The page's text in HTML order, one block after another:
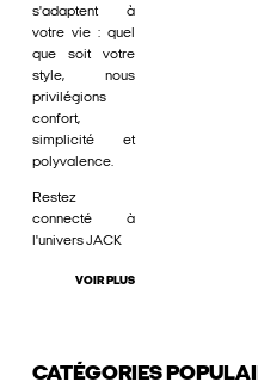
s'adaptent à
votre vie : quel
que soit votre
style, nous
privilégions
confort,
simplicité et
polyvalence.
Restez
connecté à
l'univers JACK
VOIR PLUS
CATÉGORIES